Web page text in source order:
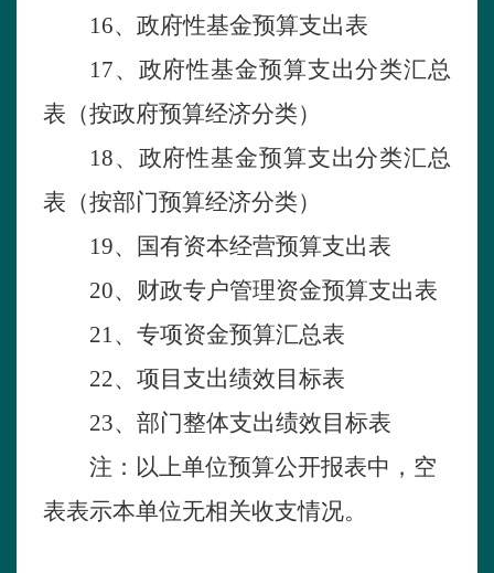
16、政府性基金预算支出表
17、政府性基金预算支出分类汇总
表（按政府预算经济分类）
18、政府性基金预算支出分类汇总
表（按部门预算经济分类）
19、国有资本经营预算支出表
20、财政专户管理资金预算支出表
21、专项资金预算汇总表
22、项目支出绩效目标表
23、部门整体支出绩效目标表
注：以上单位预算公开报表中，空
表表示本单位无相关收支情况。